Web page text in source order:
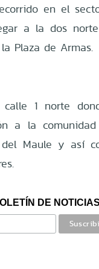
en el
a la dos
Plaza de Armas.
1 norte
a la
Maule y así
DE NOTICIAS